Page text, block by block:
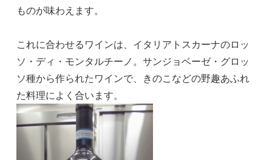
ものが味わえます。
これに合わせるワインは、イタリアトスカーナのロッ
ソ・ディ・モンタルチーノ。サンジョベーゼ・グロッ
ソ種から作られたワインで、きのこなどの野趣あふれ
た料理によく合います。